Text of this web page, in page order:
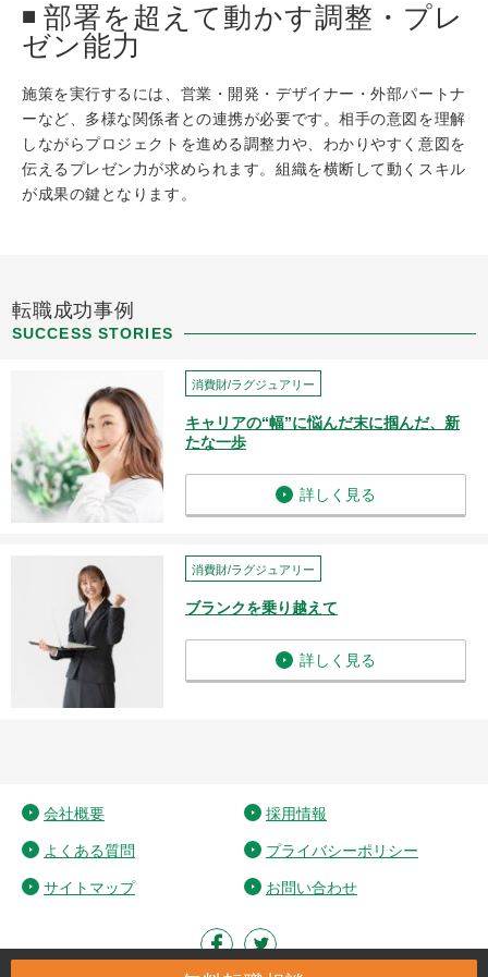
部署を超えて動かす調整・プレ
ゼン能力
施策を実行するには、営業・開発・デザイナー・外部パートナ
ーなど、多様な関係者との連携が必要です。相手の意図を理解
しながらプロジェクトを進める調整力や、わかりやすく意図を
伝えるプレゼン力が求められます。組織を横断して動くスキル
が成果の鍵となります。
転職成功事例
SUCCESS STORIES
消費財/ラグジュアリー
キャリアの“幅”に悩んだ末に掴んだ、新
たな一歩
詳しく見る
消費財/ラグジュアリー
ブランクを乗り越えて
詳しく見る
会社概要 採用情報
よくある質問 プライバシーポリシー
サイトマップ お問い合わせ